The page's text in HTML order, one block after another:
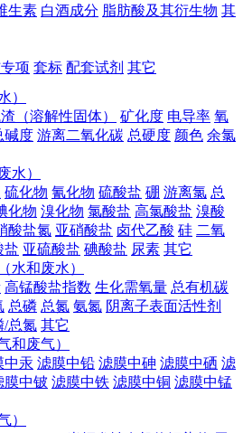
生素 白酒成分 脂肪酸及其衍生物 其
项 套标 配套试剂 其它
）
（溶解性固体） 矿化度 电导率 氧
碱度 游离二氧化碳 总硬度 颜色 余氯
水）
硫化物 氰化物 硫酸盐 硼 游离氯 总
化物 溴化物 氯酸盐 高氯酸盐 溴酸
酸盐氮 亚硝酸盐 卤代乙酸 硅 二氧
盐 亚硫酸盐 碘酸盐 尿素 其它
水和废水）
高锰酸盐指数 生化需氧量 总有机碳
总磷 总氮 氨氮 阴离子表面活性剂
/总氮 其它
和废气）
中汞 滤膜中铅 滤膜中砷 滤膜中硒 滤
膜中铍 滤膜中铁 滤膜中铜 滤膜中锰
）